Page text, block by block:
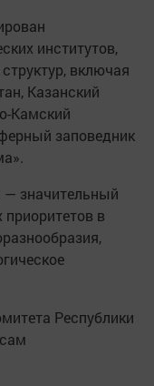
институтов,
включая
Казанский
Камский
заповедник
— значительный
в
Республики